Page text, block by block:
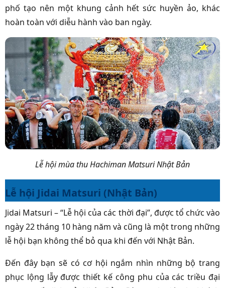
phố tạo nên một khung cảnh hết sức huyền ảo, khác
hoàn toàn với diễu hành vào ban ngày.
Lễ hội mùa thu Hachiman Matsuri Nhật Bản
Lễ hội Jidai Matsuri (Nhật Bản)
Jidai Matsuri – “Lễ hội của các thời đại”, được tổ chức vào
ngày 22 tháng 10 hàng năm và cũng là một trong những
lễ hội bạn không thể bỏ qua khi đến với Nhật Bản.
Đến đây bạn sẽ có cơ hội ngắm nhìn những bộ trang
phục lộng lẫy được thiết kế công phu của các triều đại